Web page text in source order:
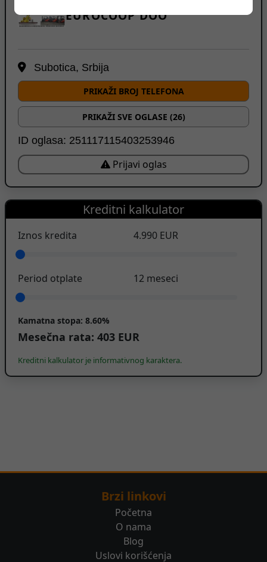
EUROCOOP DOO
Subotica, Srbija
PRIKAŽI BROJ TELEFONA
PRIKAŽI SVE OGLASE (26)
ID oglasa: 251117115403253946
Prijavi oglas
Kreditni kalkulator
Iznos kredita 4.990 EUR
Period otplate 12 meseci
Kamatna stopa: 8.60%
Mesečna rata: 403 EUR
Kreditni kalkulator je informativnog karaktera.
Brzi linkovi
Početna
O nama
Blog
Uslovi korišćenja